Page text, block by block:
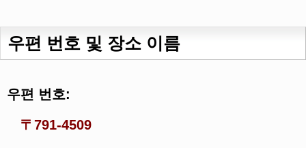
우편 번호 및 장소 이름
우편 번호:
〒791-4509